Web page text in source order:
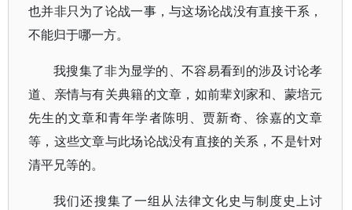
也并非只为了论战一事，与这场论战没有直接干系，
不能归于哪一方。
我搜集了非为显学的、不容易看到的涉及讨论孝
道、亲情与有关典籍的文章，如前辈刘家和、蒙培元
先生的文章和青年学者陈明、贾新奇、徐嘉的文章
等，这些文章与此场论战没有直接的关系，不是针对
清平兄等的。
我们还搜集了一组从法律文化史与制度史上讨